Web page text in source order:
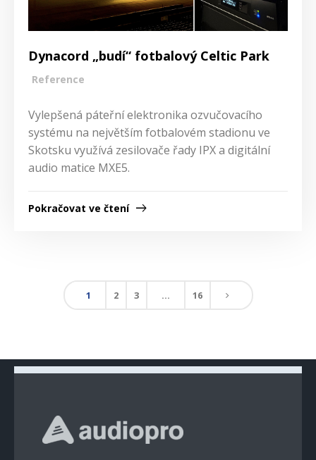
Dynacord „budí“ fotbalový Celtic Park
Reference
Vylepšená páteřní elektronika ozvučovacího
systému na největším fotbalovém stadionu ve
Skotsku využívá zesilovače řady IPX a digitální
audio matice MXE5.
Pokračovat ve čtení
1 2 3 … 16